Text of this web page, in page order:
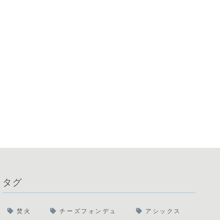
タグ
焚火 チーズフォンデュ アシックス